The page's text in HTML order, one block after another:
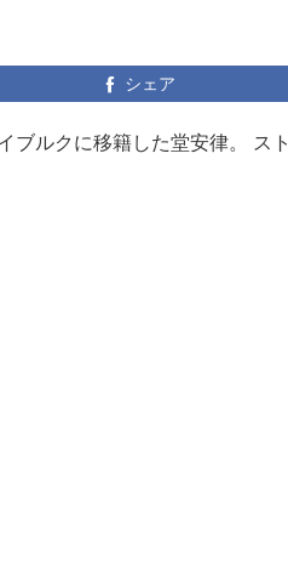
シェア
ブルクに移籍した堂安律。 ス